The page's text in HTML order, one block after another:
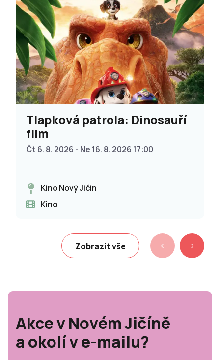
Tlapková patrola: Dinosauří
film
Čt 6. 8. 2026 - Ne 16. 8. 2026 17:00
Kino Nový Jičín
Kino
Zobrazit vše
Akce v Novém Jičíně
a okolí v e-mailu?